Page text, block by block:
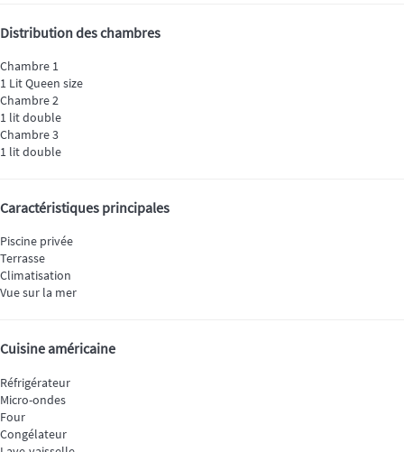
Distribution des chambres
Chambre 1
1 Lit Queen size
Chambre 2
1 lit double
Chambre 3
1 lit double
Caractéristiques principales
Piscine privée
Terrasse
Climatisation
Vue sur la mer
Cuisine américaine
Réfrigérateur
Micro-ondes
Four
Congélateur